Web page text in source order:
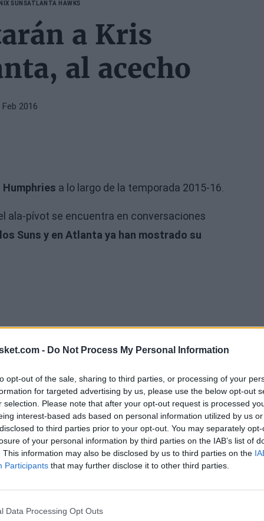
- Do Not Process My Personal Information
opt-out of the sale, sharing to third parties, or processing of your
for targeted advertising by us, please use the below opt-out
selection. Please note that after your opt-out request is processed
interest-based ads based on personal information utilized by us
to third parties prior to your opt-out. You may separately
of your personal information by third parties on the IAB’s list of
This information may also be disclosed by us to third parties on the
Participants that may further disclose it to other third parties.
Data Processing Opt Outs
SUNSATLANTA HAWKS
a Kris
al acecho
2016
Humphries a lo largo de la temporada 2015-16.
ala-pívot se encuentra en conversaciones
Suns y en Atlanta ya han mostrado su
unos promedios de